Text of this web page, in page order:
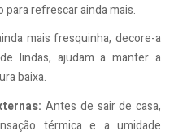
refrescar ainda mais.
mais fresquinha, decore-a
lindas, ajudam a manter a
baixa.
Antes de sair de casa,
térmica e a umidade